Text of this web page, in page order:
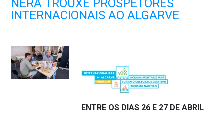
NERA TROUXE PROSPETORES
INTERNACIONAIS AO ALGARVE
ENTRE OS DIAS 26 E 27 DE ABRIL